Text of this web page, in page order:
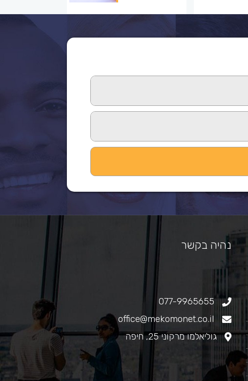
נהיה בקשר
077-9965655
office@mekomonet.co.il
גוליאלמו מרקוני 25, חיפה